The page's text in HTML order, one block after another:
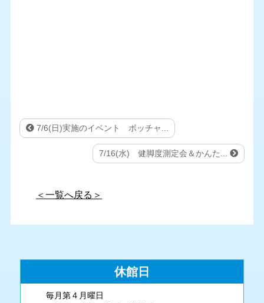
7/6(日)実施のイベント ボッチャ...
7/16(水) 健脚度測定会＆かんた...
＜一覧へ戻る＞
休館日
毎月第４月曜日